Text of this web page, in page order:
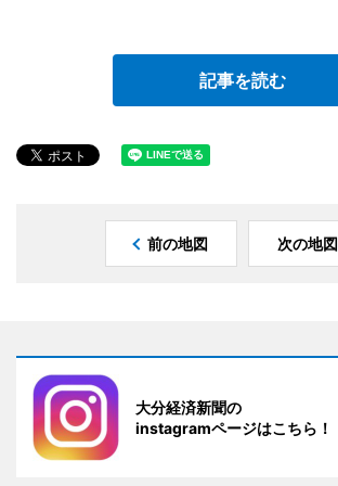
記事を読む
前の地図 次の地図
大分経済新聞の
instagramページはこちら！